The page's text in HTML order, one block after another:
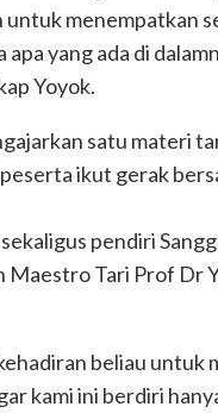
menempatkan
yang ada di
Yoyok.
satu materi
peserta ikut gerak
pendiri
Maestro Tari Prof Dr
beliau
kami ini berdiri